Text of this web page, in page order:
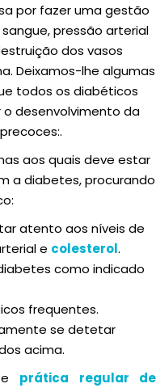
por fazer uma gestão
pressão arterial
dos vasos
Deixamos-lhe algumas
todos os diabéticos
desenvolvimento da
aos quais deve estar
a diabetes, procurando
atento aos níveis de
e colesterol.
como indicado
frequentes.
se detetar
acima.
prática regular de